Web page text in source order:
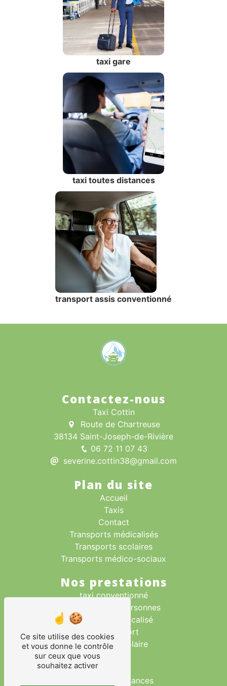
taxi gare
taxi toutes distances
transport assis conventionné
Contactez-nous
Taxi Cottin
Route de Chartreuse
38134 Saint-Joseph-de-Rivière
06 72 11 07 43
severine.cottin38@gmail.com
Plan du site
Accueil
Taxis
Contact
Transports médicalisés
Transports scolaires
Transports médico-sociaux
Nos prestations
taxi conventionné
transport des personnes
transport médicalisé
taxi aéroport
transport scolaire
taxi gare
taxi toutes distances
Ce site utilise des cookies
et vous donne le contrôle
sur ceux que vous
souhaitez activer